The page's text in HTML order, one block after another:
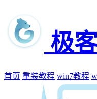
极
首页 重装教程 win7教程